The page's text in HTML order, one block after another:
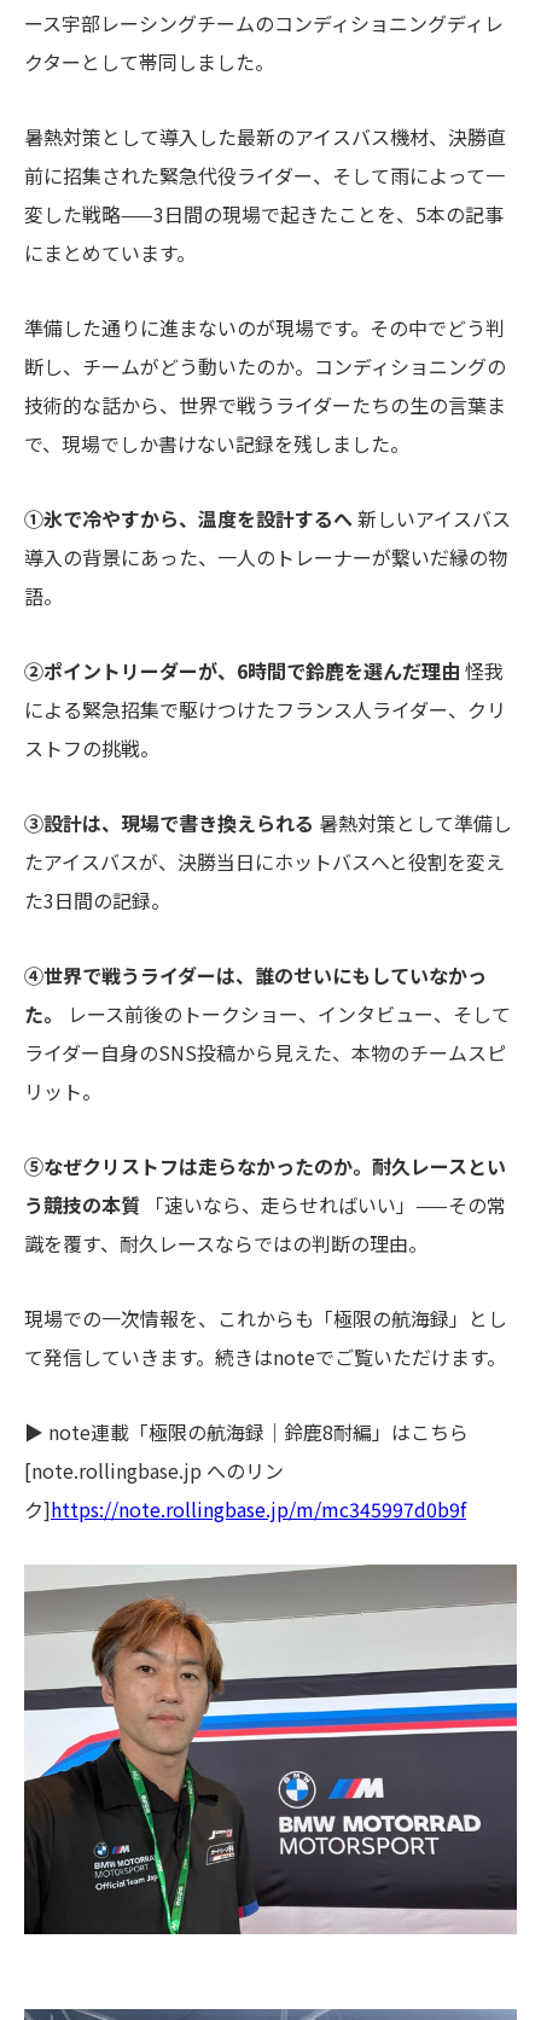
ース宇部レーシングチームのコンディショニングディレ
クターとして帯同しました。
暑熱対策として導入した最新のアイスバス機材、決勝直
前に招集された緊急代役ライダー、そして雨によって一
変した戦略——3日間の現場で起きたことを、5本の記事
にまとめています。
準備した通りに進まないのが現場です。その中でどう判
断し、チームがどう動いたのか。コンディショニングの
技術的な話から、世界で戦うライダーたちの生の言葉ま
で、現場でしか書けない記録を残しました。
①氷で冷やすから、温度を設計するへ新しいアイスバス
導入の背景にあった、一人のトレーナーが繋いだ縁の物
語。
②ポイントリーダーが、6時間で鈴鹿を選んだ理由 怪我
による緊急招集で駆けつけたフランス人ライダー、クリ
ストフの挑戦。
③設計は、現場で書き換えられる 暑熱対策として準備し
たアイスバスが、決勝当日にホットバスへと役割を変え
た3日間の記録。
④世界で戦うライダーは、誰のせいにもしていなかっ
た。
レース前後のトークショー、インタビュー、そして
ライダー自身のSNS投稿から見えた、本物のチームスピ
リット。
⑤なぜクリストフは走らなかったのか。耐久レースとい
う競技の本質 「速いなら、走らせればいい」——その常
識を覆す、耐久レースならではの判断の理由。
現場での一次情報を、これからも「極限の航海録」とし
て発信していきます。続きはnoteでご覧いただけます。
▶ note連載「極限の航海録｜鈴鹿8耐編」はこちら
[note.rollingbase.jp へのリン
ク]https://note.rollingbase.jp/m/mc345997d0b9f